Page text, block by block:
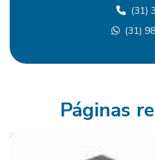
Cancela com leitura de placa
Cancela com reconhecimento de
Cancela com sistema de leitura
Cancelas de acesso
(31)
(31)
Páginas